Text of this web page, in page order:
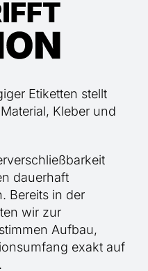
Etiketten stellt
Kleber und
dauerhaft
Bereits in der
wir zur
Aufbau,
exakt auf